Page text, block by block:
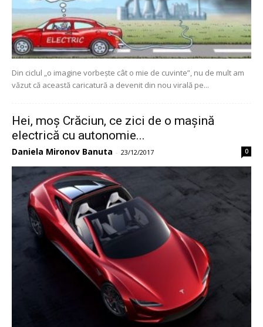
Din ciclul „o imagine vorbește cât o mie de cuvinte”, nu de mult am
văzut că această caricatură a devenit din nou virală pe...
Hei, moș Crăciun, ce zici de o mașină
electrică cu autonomie...
Daniela Mironov Banuta - 23/12/2017 0